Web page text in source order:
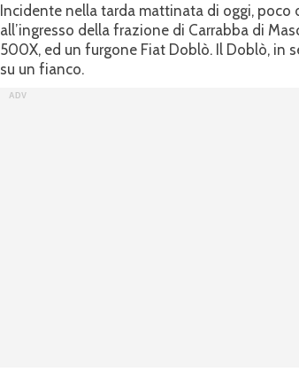
Incidente nella tarda mattinata di oggi, poco
all’ingresso della frazione di Carrabba di
500X, ed un furgone Fiat Doblò. Il Doblò, in
su un fianco.